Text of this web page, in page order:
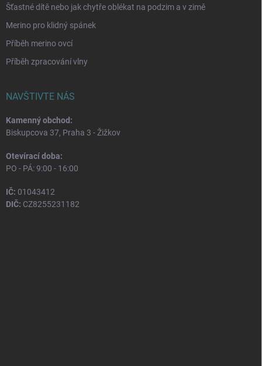
Šťastné dítě nebo jak chytře oblékat na podzim a v zimě
Merino pro klidný spánek
Příběh merino ovcí
Příběh zpracování vlny
NAVŠTIVTE NÁS
Kamenný obchod:
Biskupcova 37, Praha 3 - Žižkov
Otevírací doba:
PO - PÁ: 9:00 - 16:00
IČ: 01043412
DIČ: CZ8255231182